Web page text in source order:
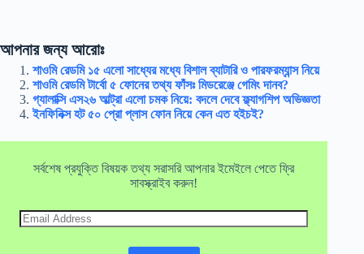
আপনার জন্য আরোঃ
শাওমি রেডমি ১৫ এলো সাধ্যের মধ্যে বিশাল ব্যাটারি ও পারফরম্যান্স নিয়ে
শাওমি রেডমি টার্বো ৫ ফোনের তথ্য ফাঁসঃ মিডরেঞ্জে গেমিং দানব?
গ্যালাক্সি এস২৬ আল্ট্রা এলো চমক নিয়ে: বদলে দেবে ফ্ল্যাগশিপ অভিজ্ঞতা
ইনফিনিক্স হট ৫০ প্রো প্লাস ফোন নিয়ে কেন এত হইচই?
সর্বশেষ প্রযুক্তি বিষয়ক তথ্য সরাসরি আপনার ইমেইলে পেতে ফ্রি
সাবস্ক্রাইব করুন!
Email
Address